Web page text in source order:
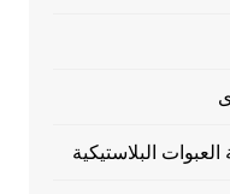
البلاستيكية